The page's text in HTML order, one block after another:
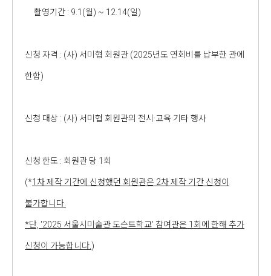
촬영기간 : 9.1(월) ~ 12.14(일)
신청 자격 : (사) 서미협 회원관 (2025년도 연회비를 납부한 관에
한함)
신청 대상 : (사) 서미협 회원관의 전시·교육·기타 행사
신청 한도 : 회원관 당 1회
(*1차 제작 기간에 신청했던 회원관은 2차 제작 기간 신청이
불가합니다.
*단, '2025 서울시미술관 도슨트학교' 참여관은 1회에 한해 추가
신청이 가능합니다. )